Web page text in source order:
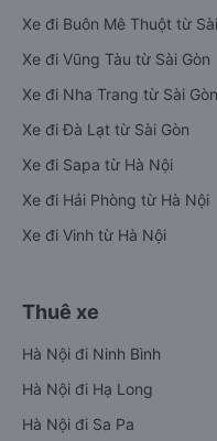
Xe đi Buôn Mê Thuột từ
Xe đi Vũng Tàu từ Sài Gòn
Xe đi Nha Trang từ Sài Gòn
Xe đi Đà Lạt từ Sài Gòn
Xe đi Sapa từ Hà Nội
Xe đi Hải Phòng từ Hà Nội
Xe đi Vinh từ Hà Nội
Thuê xe
Hà Nội đi Ninh Bình
Hà Nội đi Hạ Long
Hà Nội đi Sa Pa